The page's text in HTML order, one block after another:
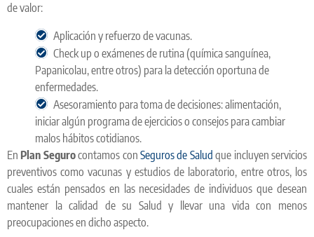
de valor:
Aplicación y refuerzo de vacunas.
Check up o exámenes de rutina (química sanguínea,
Papanicolau, entre otros) para la detección oportuna de
enfermedades.
Asesoramiento para toma de decisiones: alimentación,
iniciar algún programa de ejercicios o consejos para cambiar
malos hábitos cotidianos.
En Plan Segurocontamos conSeguros de Salud que incluyen servicios
preventivos como vacunas y estudios de laboratorio, entre otros, los
cuales están pensados en las necesidades de individuos que desean
mantener la calidad de su Salud y llevar una vida con menos
preocupaciones en dicho aspecto.